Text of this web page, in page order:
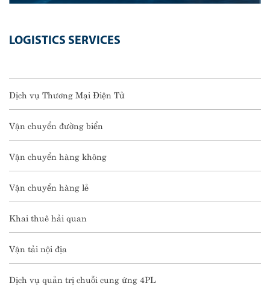
LOGISTICS SERVICES
Dịch vụ Thương Mại Điện Tử
Vận chuyển đường biển
Vận chuyển hàng không
Vận chuyển hàng lẻ
Khai thuê hải quan
Vận tải nội địa
Dịch vụ quản trị chuỗi cung ứng 4PL